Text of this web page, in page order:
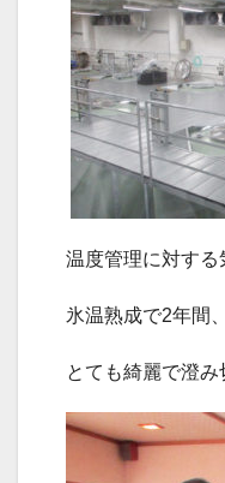
温度管理に対する
氷温熟成で2年間、
とても綺麗で澄